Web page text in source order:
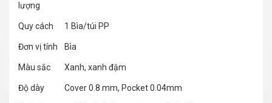
lượng
Quy cách 1 Bìa/túi PP
Đơn vị tính Bìa
Màu sắc Xanh, xanh đậm
Độ dày Cover 0.8 mm, Pocket 0.04mm